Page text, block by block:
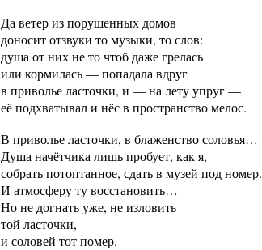
Да ветер из порушенных домов
доносит отзвуки то музыки, то слов:
душа от них не то чтоб даже грелась
или кормилась — попадала вдруг
в приволье ласточки, и — на лету упруг —
её подхватывал и нёс в пространство мелос.
В приволье ласточки, в блаженство соловья…
Душа начётчика лишь пробует, как я,
собрать потоптанное, сдать в музей под номер.
И атмосферу ту восстановить…
Но не догнать уже, не изловить
той ласточки,
и соловей тот помер.